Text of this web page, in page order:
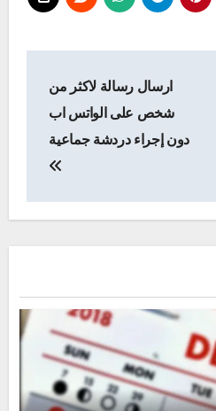
ارسال رسالة لاكثر من
شخص على الواتس اب
دون إجراء دردشة جماعية